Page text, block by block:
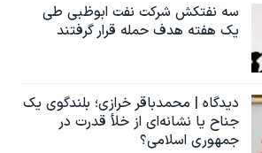
سه نفتکش شرکت نفت ابوظبی طی
یک هفته هدف حمله قرار گرفتند
دیدگاه | محمدباقر خرازی؛ بلندگوی یک
جناح یا نشانه‌ای از خلأ قدرت در
جمهوری اسلامی؟